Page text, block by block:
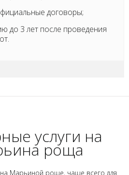
договоры;
до 3 лет после проведения
услуги на
роща
Марьиной роще, чаще всего для